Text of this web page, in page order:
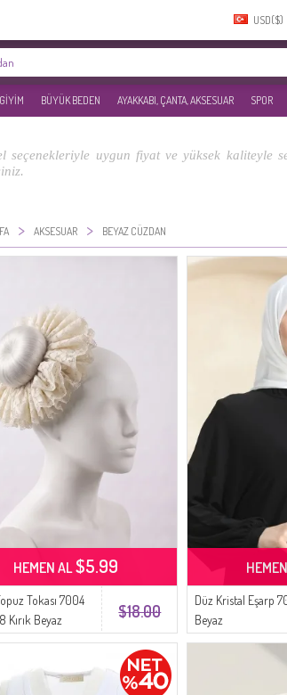
USD($)‎
BÜYÜK BEDEN AYAKKABI, ÇANTA, AKSESUAR SPOR
seçenekleriyle uygun fiyat ve yüksek kaliteyle
> AKSESUAR > BEYAZ CÜZDAN
$18.00
Tokası 7004
Beyaz
HEMEN AL$5.99
Düz Kristal Eşarp
Beyaz